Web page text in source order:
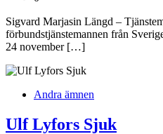
Sigvard Marjasin Längd –
förbundstjänstemannen från
24 november […]
Andra ämnen
Ulf Lyfors Sjuk